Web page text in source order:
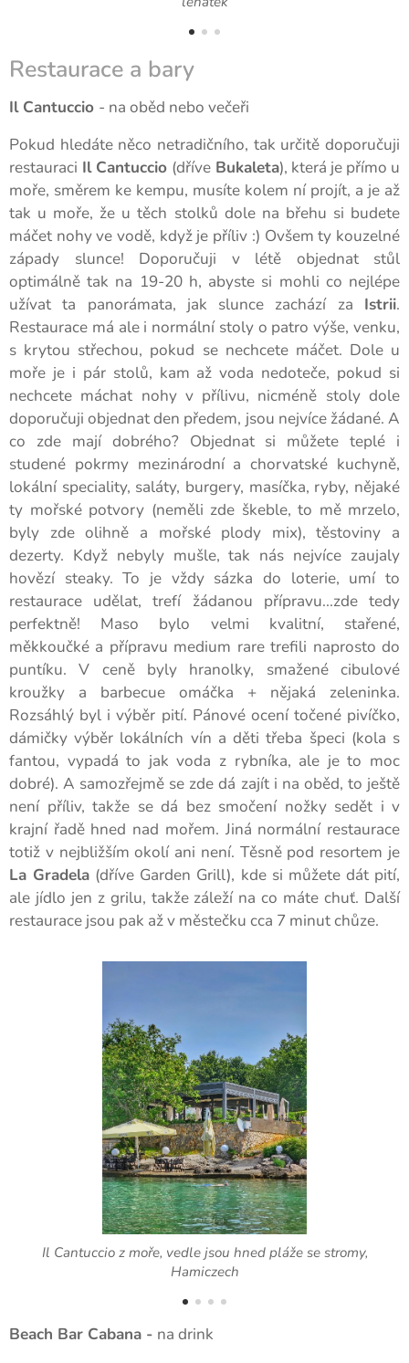
Restaurace a bary
Il Cantuccio - na oběd nebo večeři
Pokud hledáte něco netradičního, tak určitě doporučuji
restauraci Il Cantuccio (dříve Bukaleta), která je přímo u
moře, směrem ke kempu, musíte kolem ní projít, a je až
tak u moře, že u těch stolků dole na břehu si budete
máčet nohy ve vodě, když je příliv :) Ovšem ty kouzelné
západy slunce! Doporučuji v létě objednat stůl
optimálně tak na 19-20 h, abyste si mohli co nejlépe
užívat ta panorámata, jak slunce zachází za Istrii.
Restaurace má ale i normální stoly o patro výše, venku,
s krytou střechou, pokud se nechcete máčet. Dole u
moře je i pár stolů, kam až voda nedoteče, pokud si
nechcete máchat nohy v přílivu, nicméně stoly dole
doporučuji objednat den předem, jsou nejvíce žádané. A
co zde mají dobrého? Objednat si můžete teplé i
studené pokrmy mezinárodní a chorvatské kuchyně,
lokální speciality, saláty, burgery, masíčka, ryby, nějaké
ty mořské potvory (neměli zde škeble, to mě mrzelo,
byly zde olihně a mořské plody mix), těstoviny a
dezerty. Když nebyly mušle, tak nás nejvíce zaujaly
hovězí steaky. To je vždy sázka do loterie, umí to
restaurace udělat, trefí žádanou přípravu...zde tedy
perfektně! Maso bylo velmi kvalitní, stařené,
měkkoučké a přípravu medium rare trefili naprosto do
puntíku. V ceně byly hranolky, smažené cibulové
kroužky a barbecue omáčka + nějaká zeleninka.
Rozsáhlý byl i výběr pití. Pánové ocení točené pivíčko,
dámičky výběr lokálních vín a děti třeba špeci (kola s
fantou, vypadá to jak voda z rybníka, ale je to moc
dobré). A samozřejmě se zde dá zajít i na oběd, to ještě
není příliv, takže se dá bez smočení nožky sedět i v
krajní řadě hned nad mořem. Jiná normální restaurace
totiž v nejbližším okolí ani není. Těsně pod resortem je
La Gradela (dříve Garden Grill), kde si můžete dát pití,
ale jídlo jen z grilu, takže záleží na co máte chuť. Další
restaurace jsou pak až v městečku cca 7 minut chůze.
Il Cantuccio z moře, vedle jsou hned pláže se stromy,
Hamiczech
Beach Bar Cabana - na drink